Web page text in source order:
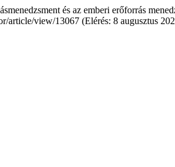
és az emberi erőforrás
article/view/13067 (Elérés: 8 augusztus